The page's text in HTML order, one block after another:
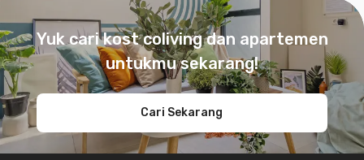
Yuk cari kost coliving dan apartemen
untukmu sekarang!
Cari Sekarang